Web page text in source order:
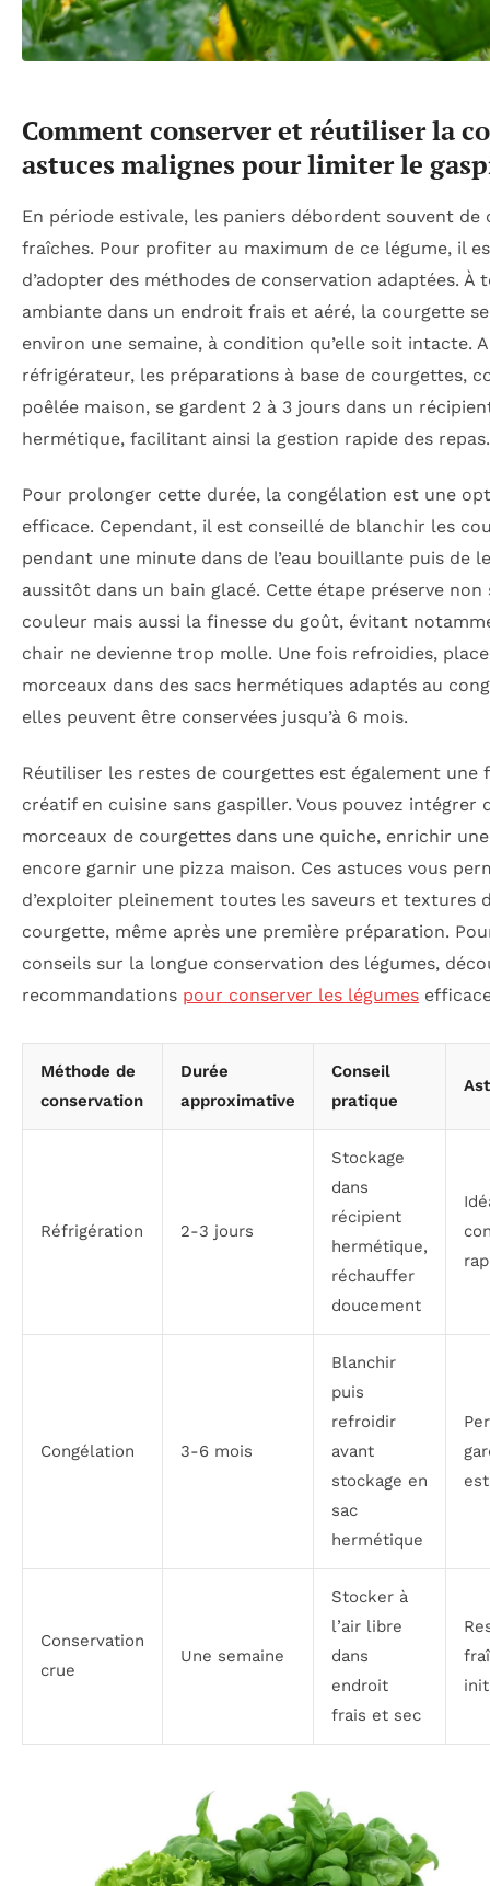
Comment conserver et réutiliser la
astuces malignes pour limiter le
En période estivale, les paniers débordent souvent de
fraîches. Pour profiter au maximum de ce légume, il
d’adopter des méthodes de conservation adaptées. À
ambiante dans un endroit frais et aéré, la courgette
environ une semaine, à condition qu’elle soit intacte.
réfrigérateur, les préparations à base de courgettes,
poêlée maison, se gardent 2 à 3 jours dans un
hermétique, facilitant ainsi la gestion rapide des repas.
Pour prolonger cette durée, la congélation est une
efficace. Cependant, il est conseillé de blanchir les
pendant une minute dans de l’eau bouillante puis de
aussitôt dans un bain glacé. Cette étape préserve non
couleur mais aussi la finesse du goût, évitant
chair ne devienne trop molle. Une fois refroidies,
morceaux dans des sacs hermétiques adaptés au
elles peuvent être conservées jusqu’à 6 mois.
Réutiliser les restes de courgettes est également une
créatif en cuisine sans gaspiller. Vous pouvez intégrer
morceaux de courgettes dans une quiche, enrichir
encore garnir une pizza maison. Ces astuces vous
d’exploiter pleinement toutes les saveurs et textures
courgette, même après une première préparation.
conseils sur la longue conservation des légumes,
recommandations pour conserver les légumes
Méthode de
conservation
Durée
approximative
Conseil
pratique
Réfrigération 2-3 jours
Stockage
dans
récipient
hermétique,
réchauffer
doucement
Congélation 3-6 mois
Blanchir
puis
refroidir
avant
stockage en
sac
hermétique
Conservation
crue
Une semaine
Stocker à
l’air libre
dans
endroit
frais et sec